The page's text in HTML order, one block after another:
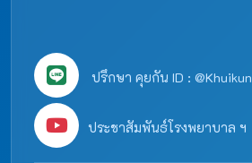
ปรึกษา คุยกัน ID : @Khuikun
ประชาสัมพันธ์โรงพยาบาล ฯ